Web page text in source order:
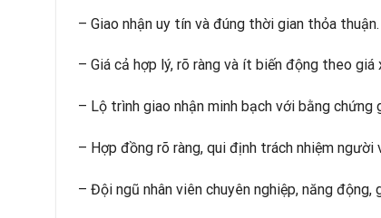
– Giao nhận uy tín và đúng thời gian thỏa thuận.
– Giá cả hợp lý, rõ ràng và ít biến động theo
– Lộ trình giao nhận minh bạch với bằng chứng
– Hợp đồng rõ ràng, qui định trách nhiệm người
– Đội ngũ nhân viên chuyên nghiệp, năng động,